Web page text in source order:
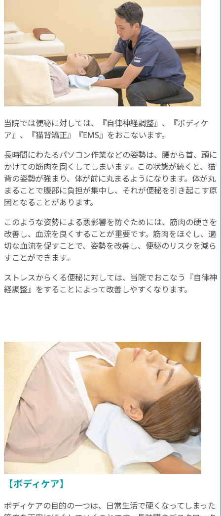
当院では便秘に対しては、『自律神経調整』、『ボディケ
ア』、『猫背矯正』『EMS』をおこないます。
長時間にわたるパソコン作業などの姿勢は、腰から首、頭に
かけての筋肉を固くしてしまいます。この状態が続くと、猫
背の姿勢が強まり、体が前に丸まるようになります。体が丸
まることで腹部に負担が集中し、それが便秘を引き起こす原
因となることがあります。
このような姿勢による悪影響を防ぐためには、筋肉の硬さを
改善し、血流を良くすることが重要です。筋肉をほぐし、適
切な血流を促すことで、姿勢を改善し、便秘のリスクを減ら
すことができます。
ストレスからくる便秘に対しては、当院でおこなう『自律神
経調整』をすることによって改善しやすくなります。
【ボディケア】
ボディケアの目的の一つは、日常生活で硬くなってしまった